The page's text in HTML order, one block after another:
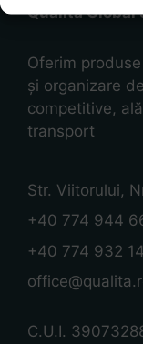
Qualita Global
Oferim
și organizare
competitive,
transport
Str. Viitorului,
+40 774 944
+40 774 932
C.U.I.